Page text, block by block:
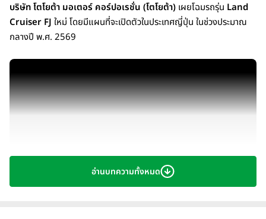
บริษัท โตโยต้า มอเตอร์ คอร์ปอเรชั่น (โตโยต้า) เผยโฉมรถรุ่น Land
Cruiser FJ ใหม่ โดยมีแผนที่จะเปิดตัวในประเทศญี่ปุ่น ในช่วงประมาณ
กลางปี พ.ศ. 2569
อ่านบทความทั้งหมด